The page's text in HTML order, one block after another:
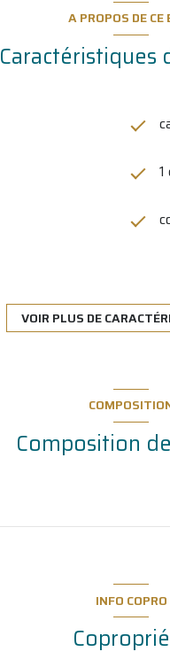
A PROPOS DE CE
Caractéristiques
VOIR PLUS DE
Composition
INFO COPRO